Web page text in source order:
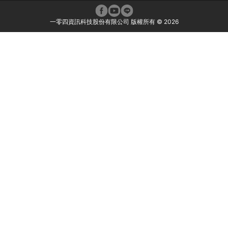
一零四資訊科技股份有限公司 版權所有 © 2026